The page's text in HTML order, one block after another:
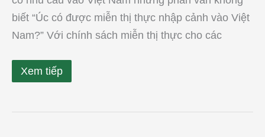
biết “Úc có được miễn thị thực nhập cảnh vào Việt
Nam?” Với chính sách miễn thị thực cho các
Xem tiếp